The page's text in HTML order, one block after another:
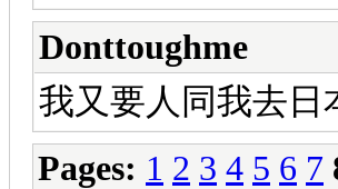
Donttoughme
我又要人同我去日
Pages: 1 2 3 4 5 6 7